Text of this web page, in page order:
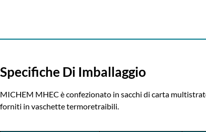
Specifiche Di Imballaggio
MICHEM MHEC è confezionato in sacchi di carta
forniti in vaschette termoretraibili.